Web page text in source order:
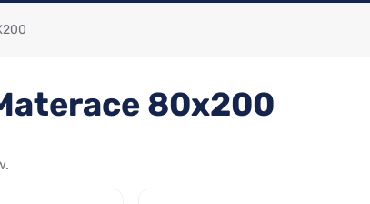
80x200